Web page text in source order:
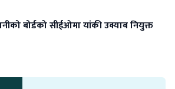
बोर्डको सीईओमा यांकी उक्याब नियुक्त